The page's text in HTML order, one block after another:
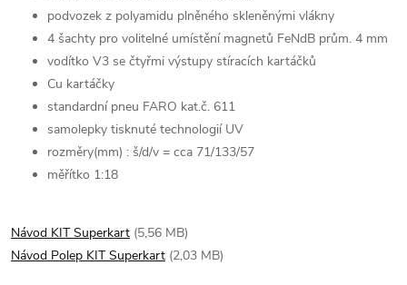
podvozek z polyamidu plněného skleněnými vlákny
4 šachty pro volitelné umístění magnetů FeNdB prům. 4 mm
vodítko V3 se čtyřmi výstupy stíracích kartáčků
Cu kartáčky
standardní pneu FARO kat.č. 611
samolepky tisknuté technologií UV
rozměry(mm) : š/d/v = cca 71/133/57
měřítko 1:18
Návod KIT Superkart (5,56 MB)
Návod Polep KIT Superkart (2,03 MB)